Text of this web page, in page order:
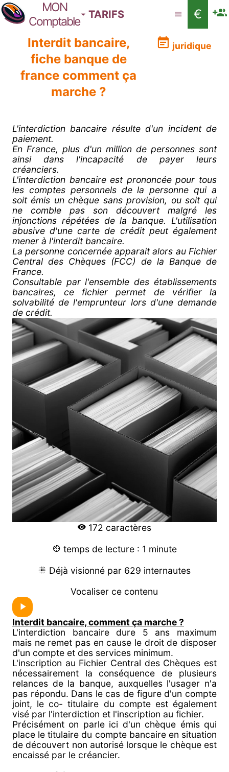
MON
Comptable
TARIFS
€
Interdit bancaire,
fiche banque de
france comment ça
marche ?
juridique
L'interdiction bancaire résulte d'un incident de
paiement.
En France, plus d'un million de personnes sont
ainsi dans l'incapacité de payer leurs
créanciers.
L'interdiction bancaire est prononcée pour tous
les comptes personnels de la personne qui a
soit émis un chèque sans provision, ou soit qui
ne comble pas son découvert malgré les
injonctions répétées de la banque. L'utilisation
abusive d'une carte de crédit peut également
mener à l'interdit bancaire.
La personne concernée apparait alors au Fichier
Central des Chèques (FCC) de la Banque de
France.
Consultable par l'ensemble des établissements
bancaires, ce fichier permet de vérifier la
solvabilité de l'emprunteur lors d'une demande
de crédit.
172 caractères
temps de lecture : 1 minute
Déjà visionné par 629 internautes
Vocaliser ce contenu
Interdit bancaire, comment ça marche ?
L'interdiction bancaire dure 5 ans maximum
mais ne remet pas en cause le droit de disposer
d'un compte et des services minimum.
L'inscription au Fichier Central des Chèques est
nécessairement la conséquence de plusieurs
relances de la banque, auxquelles l'usager n'a
pas répondu. Dans le cas de figure d'un compte
joint, le co- titulaire du compte est également
visé par l'interdiction et l'inscription au fichier.
Précisément on parle ici d'un chèque émis qui
place le titulaire du compte bancaire en situation
de découvert non autorisé lorsque le chèque est
encaissé par le créancier.